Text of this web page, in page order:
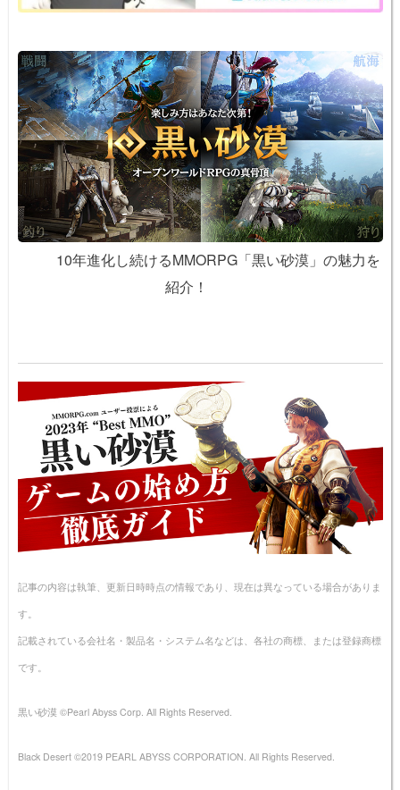
10年進化し続けるMMORPG「黒い砂漠」の魅力を
紹介！
記事の内容は執筆、更新日時時点の情報であり、現在は異なっている場合がありま
す。
記載されている会社名・製品名・システム名などは、各社の商標、または登録商標
です。
黒い砂漠 ©Pearl Abyss Corp. All Rights Reserved.
Black Desert ©2019 PEARL ABYSS CORPORATION. All Rights Reserved.